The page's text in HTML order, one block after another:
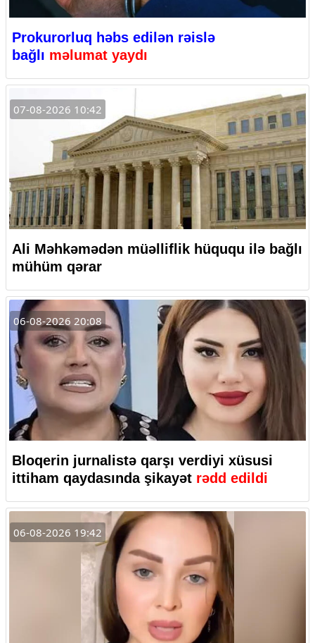
Prokurorluq həbs edilən rəislə
bağlı məlumat yaydı
07-08-2026 10:42
Ali Məhkəmədən müəlliflik hüququ ilə bağlı
mühüm qərar
06-08-2026 20:08
Bloqerin jurnalistə qarşı verdiyi xüsusi
ittiham qaydasında şikayət rədd edildi
06-08-2026 19:42